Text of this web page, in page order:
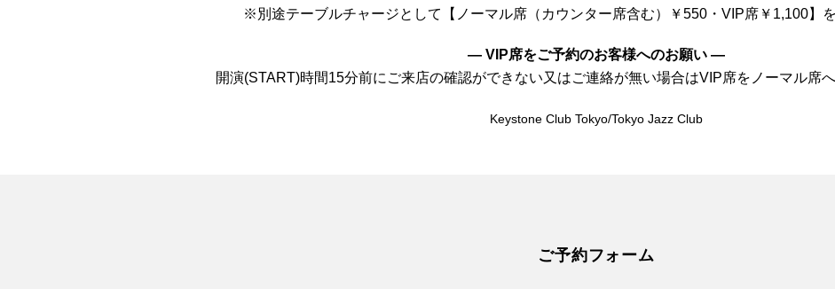
※別途テーブルチャージとして【ノーマル席（カウンター席含む）￥550・VIP席￥1,100】を
— VIP席をご予約のお客様へのお願い —
開演(START)時間15分前にご来店の確認ができない又はご連絡が無い場合はVIP席をノーマル席
Keystone Club Tokyo/Tokyo Jazz Club
ご予約フォーム